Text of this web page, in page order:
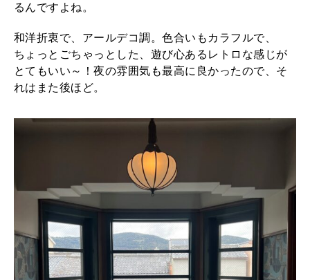
るんですよね。
和洋折衷で、アールデコ調。色合いもカラフルで、
ちょっとごちゃっとした、遊び心あるレトロな感じが
とてもいい～！夜の雰囲気も最高に良かったので、そ
れはまた後ほど。